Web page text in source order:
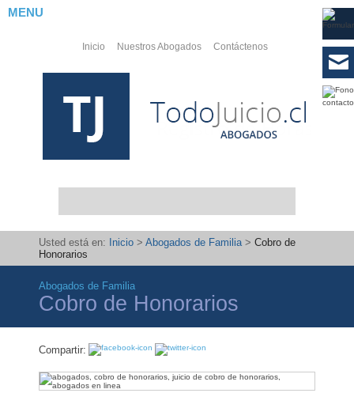
Inicio Nuestros Abogados Contáctenos
Abogados
Laborales
PYMES
Abogados
MENU
Usted está en: Inicio > Abogados de Familia> Cobro de
Honorarios
Abogados de Familia
Cobro de Honorarios
Compartir: